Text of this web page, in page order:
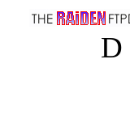
D